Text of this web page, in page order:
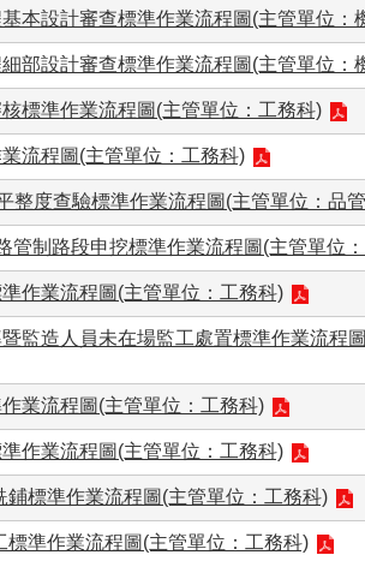
本設計審查標準作業流程圖(主管單位：
部設計審查標準作業流程圖(主管單位：
標準作業流程圖(主管單位：工務科)
流程圖(主管單位：工務科)
整度查驗標準作業流程圖(主管單位：品
管制路段申挖標準作業流程圖(主管單位
作業流程圖(主管單位：工務科)
監造人員未在場監工處置標準作業流程
業流程圖(主管單位：工務科)
作業流程圖(主管單位：工務科)
鋪標準作業流程圖(主管單位：工務科)
標準作業流程圖(主管單位：工務科)​